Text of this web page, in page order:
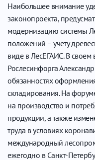
Наибольшее внимание
законопроекта,
модернизацию системы
положений – учёту
виде в ЛесЕГАИС. В своем
Рослесинфорга
обязанностях
складирования. На
на производство и
продукции, а также
труда в условиях
международный
ежегодно в Санкт-